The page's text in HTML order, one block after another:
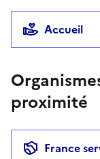
Accueil
proximité
France